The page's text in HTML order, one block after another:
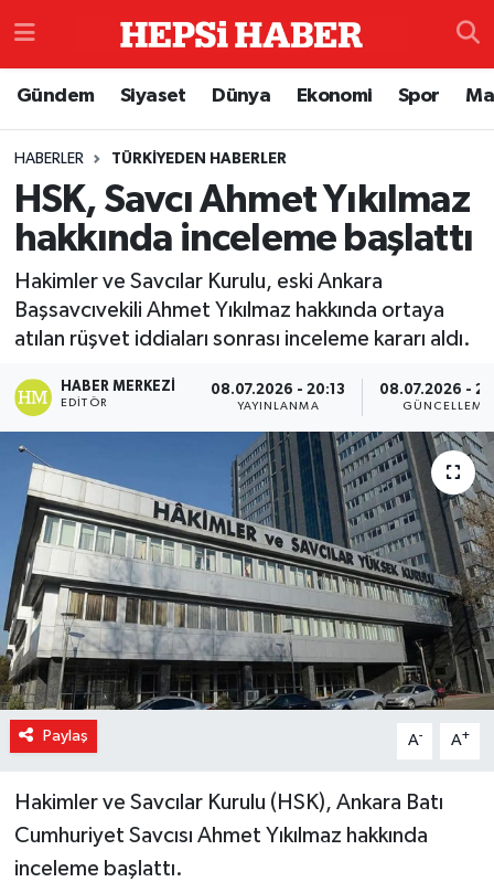
Gündem Siyaset Dünya Ekonomi Spor
HABERLER TÜRKIYEDEN HABERLER
HSK, Savcı Ahmet Yıkılmaz
hakkında inceleme başlattı
Hakimler ve Savcılar Kurulu, eski Ankara
Başsavcıvekili Ahmet Yıkılmaz hakkında ortaya
atılan rüşvet iddiaları sonrası inceleme kararı aldı.
HABER MERKEZI
EDITÖR
08.07.2026 - 20:13
YAYINLANMA
08.07.2026 -
GÜNCELLEME
Paylaş A- A+
Hakimler ve Savcılar Kurulu (HSK), Ankara Batı
Cumhuriyet Savcısı Ahmet Yıkılmaz hakkında
inceleme başlattı.
Çevre
Dünya
Eğitim
Gündem
Magazin
Özel Haber
Sağlık
Siyaset
Son Dakika
Spor
İzmir Namaz Vakitleri
İstanbul Trafik Yoğunluk Haritası
Süper Lig Puan Durumu ve Fikstür
Haber Arşivi